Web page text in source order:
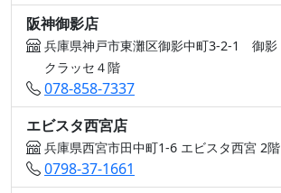
阪神御影店
兵庫県神戸市東灘区御影中町3-2-1 御影
クラッセ４階
078-858-7337
エビスタ西宮店
兵庫県西宮市田中町1-6 エビスタ西宮 2階
0798-37-1661